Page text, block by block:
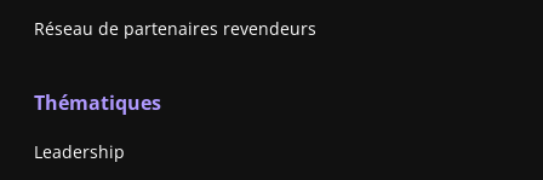
Réseau de partenaires revendeurs
Thématiques
Leadership